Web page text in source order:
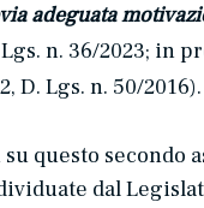
adeguata
n. 36/2023; in
D. Lgs. n. 50/2016).
questo secondo
dal